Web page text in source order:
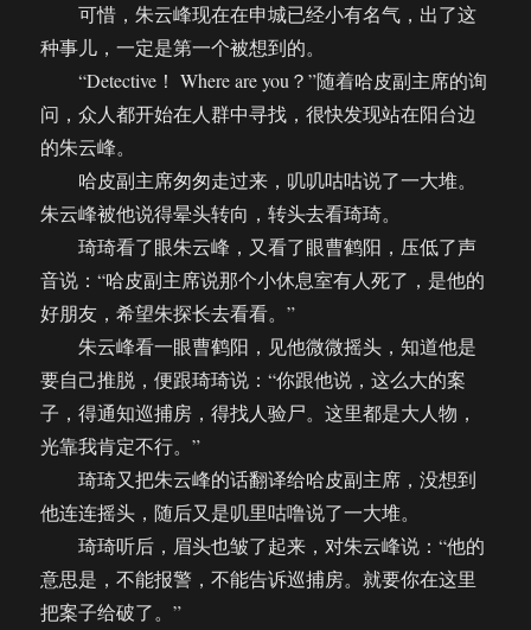
可惜，朱云峰现在在申城已经小有名气，出了这
种事儿，一定是第一个被想到的。
“Detective！ Where are you？”随着哈皮副主席的询
问，众人都开始在人群中寻找，很快发现站在阳台边
的朱云峰。
哈皮副主席匆匆走过来，叽叽咕咕说了一大堆。
朱云峰被他说得晕头转向，转头去看琦琦。
琦琦看了眼朱云峰，又看了眼曹鹤阳，压低了声
音说：“哈皮副主席说那个小休息室有人死了，是他的
好朋友，希望朱探长去看看。”
朱云峰看一眼曹鹤阳，见他微微摇头，知道他是
要自己推脱，便跟琦琦说：“你跟他说，这么大的案
子，得通知巡捕房，得找人验尸。这里都是大人物，
光靠我肯定不行。”
琦琦又把朱云峰的话翻译给哈皮副主席，没想到
他连连摇头，随后又是叽里咕噜说了一大堆。
琦琦听后，眉头也皱了起来，对朱云峰说：“他的
意思是，不能报警，不能告诉巡捕房。就要你在这里
把案子给破了。”